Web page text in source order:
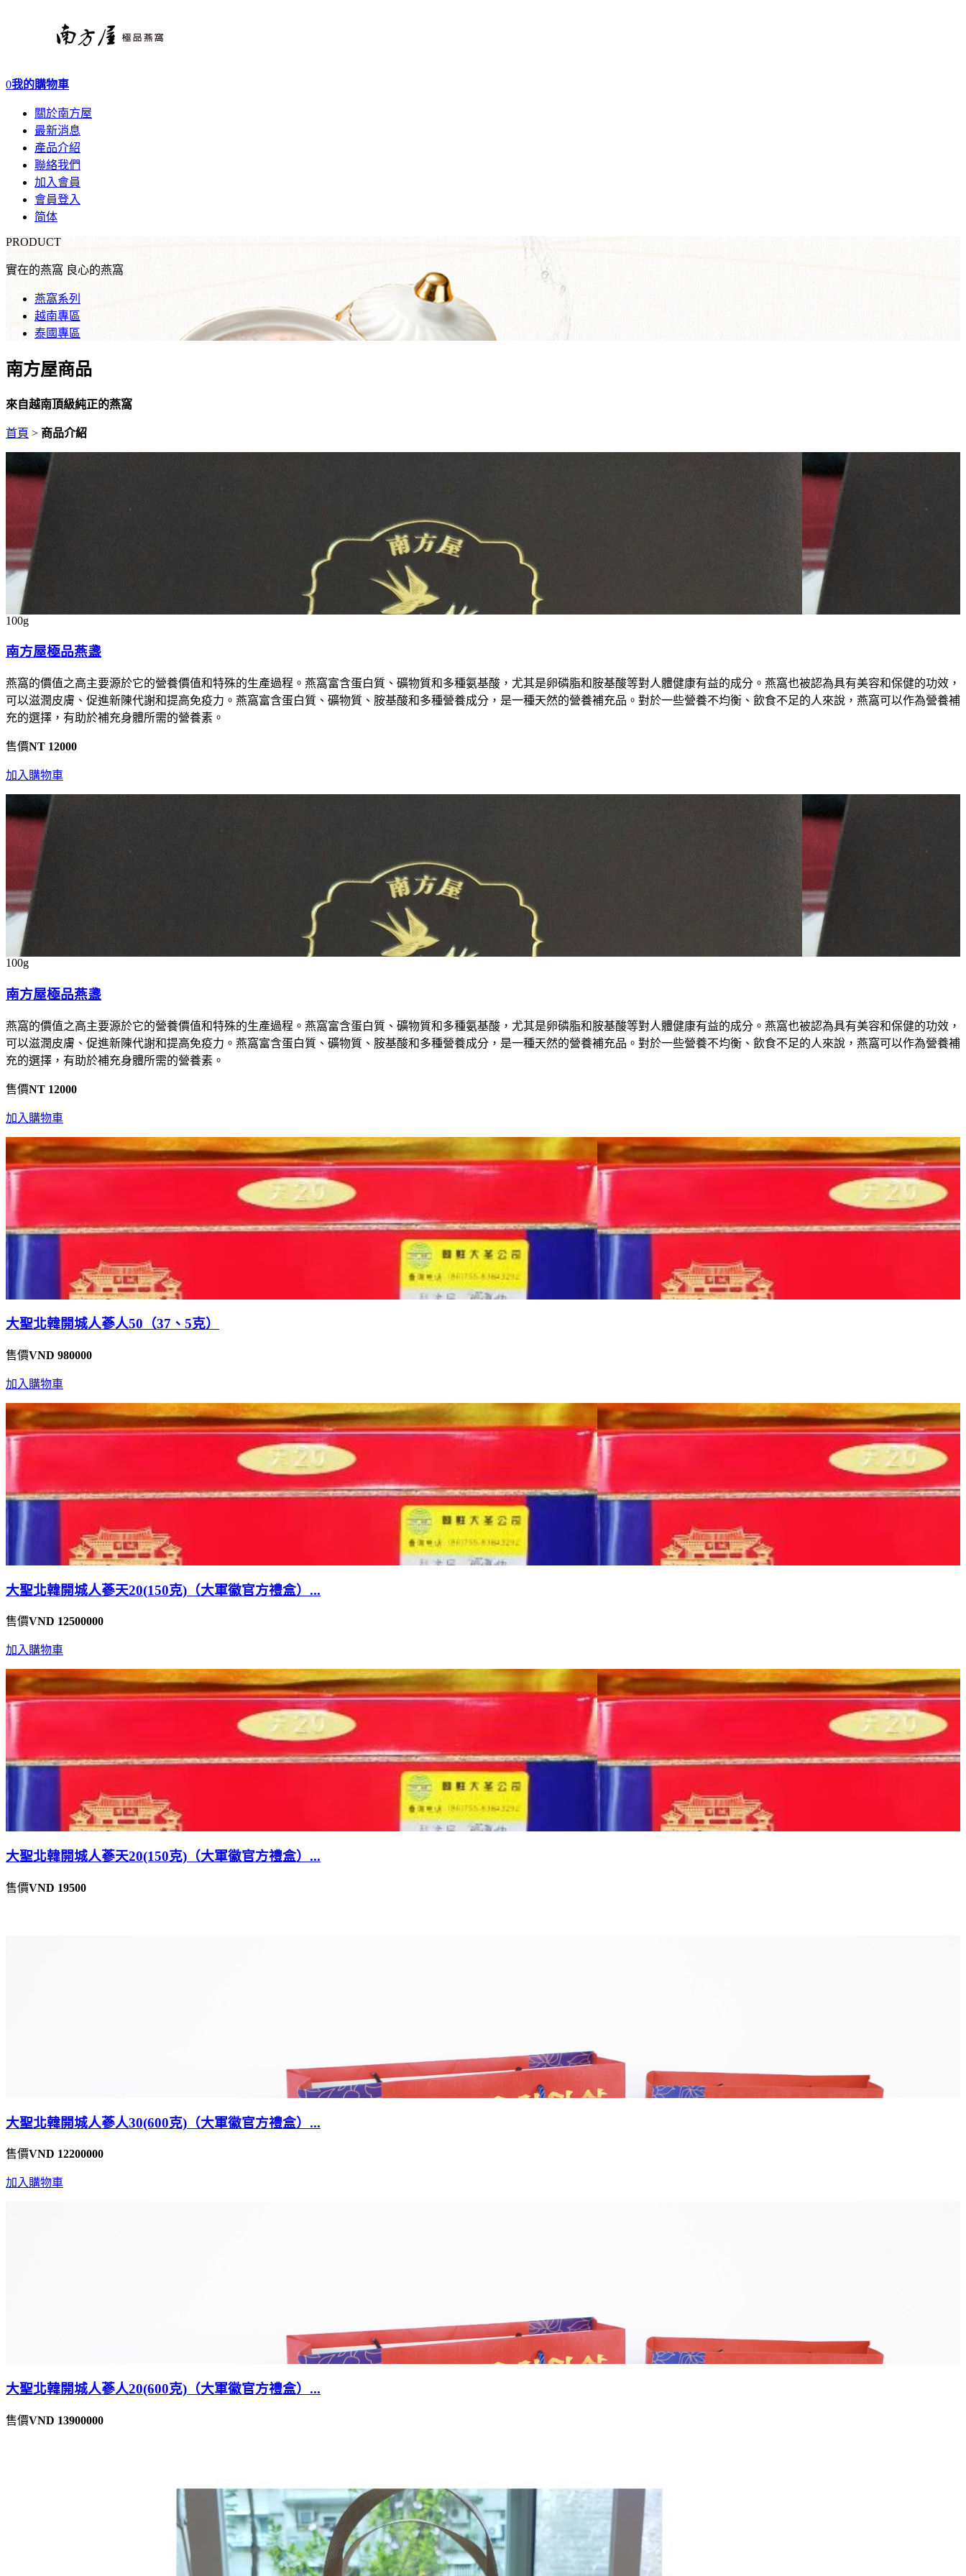
0我的購物車
關於南方屋
最新消息
產品介紹
聯絡我們
加入會員
會員登入
简体
PRODUCT
實在的燕窩 良心的燕窩
燕窩系列
越南專區
泰國專區
南方屋商品
來自越南頂級純正的燕窩
首頁 > 商品介紹
100g
南方屋極品燕盞
燕窩的價值之高主要源於它的營養價值和特殊的生產過程。燕窩富含蛋白質、礦物質和多種氨基酸，尤其是卵磷脂和胺基酸等對人體健康有益的成分。燕窩也被認為具有美容和保健的功效，
可以滋潤皮膚、促進新陳代謝和提高免疫力。燕窩富含蛋白質、礦物質、胺基酸和多種營養成分，是一種天然的營養補充品。對於一些營養不均衡、飲食不足的人來說，燕窩可以作為營養補
充的選擇，有助於補充身體所需的營養素。
售價NT 12000
加入購物車
100g
南方屋極品燕盞
燕窩的價值之高主要源於它的營養價值和特殊的生產過程。燕窩富含蛋白質、礦物質和多種氨基酸，尤其是卵磷脂和胺基酸等對人體健康有益的成分。燕窩也被認為具有美容和保健的功效，
可以滋潤皮膚、促進新陳代謝和提高免疫力。燕窩富含蛋白質、礦物質、胺基酸和多種營養成分，是一種天然的營養補充品。對於一些營養不均衡、飲食不足的人來說，燕窩可以作為營養補
充的選擇，有助於補充身體所需的營養素。
售價NT 12000
加入購物車
大聖北韓開城人蔘人50（37、5克）
售價VND 980000
加入購物車
大聖北韓開城人蔘天20(150克)（大軍徽官方禮盒）...
售價VND 12500000
加入購物車
大聖北韓開城人蔘天20(150克)（大軍徽官方禮盒）...
售價VND 19500
大聖北韓開城人蔘人30(600克)（大軍徽官方禮盒）...
售價VND 12200000
加入購物車
大聖北韓開城人蔘人20(600克)（大軍徽官方禮盒）...
售價VND 13900000